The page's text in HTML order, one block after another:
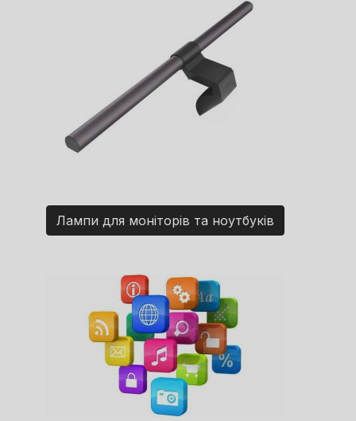
Лампи для моніторів та ноутбуків